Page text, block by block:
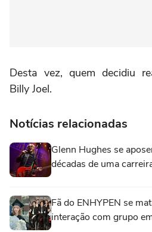
Desta vez, quem decidiu
Billy Joel.
Notícias relacionadas
Glenn Hughes se
décadas de uma
Fã do ENHYPEN se
interação com grupo